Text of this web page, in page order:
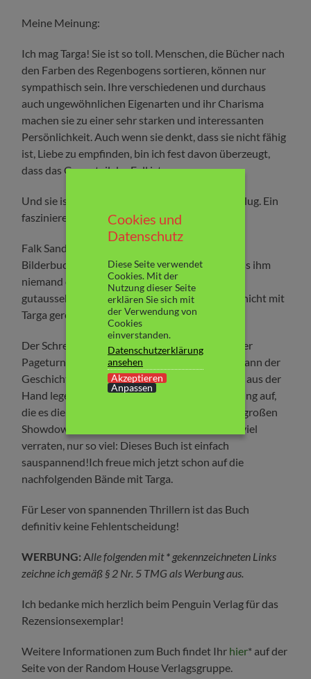
Meine Meinung:
Ich mag Targa! Sie ist so toll. Menschen, die Bücher nach
den Farben des Regenbogens sortieren, können nur
sympathisch sein. Ihre verschiedenen und durchaus
auch ungewöhnlichen Eigenarten und ihr Charisma
machen sie zu einer sehr starken und interessanten
Persönlichkeit. Auch wenn sie denkt, dass sie nicht fähig
ist, Liebe zu empfinden, bin ich fest davon überzeugt,
dass das Gegenteil der Fall ist.
Und sie ist so verdammt klug. Ausgesprochen klug. Ein
faszinierender Charakter!
Falk Sandmann – ein Serienkiller wie aus dem
Bilderbuch. Arrogant und davon überzeugt, dass ihm
niemand das Wasser reichen kann. Natürlich
gutaussehend und äußerst brutal. Doch er hat nicht mit
Targa gerechnet.
Der Schreibstil ist gewohnt fesselnd, ein richtiger
Pageturner. Ich war schon beim Prolog in den Bann der
Geschichte hineingezogen und konnte es kaum aus der
Hand legen. Das Buch baut sehr schnell Spannung auf,
die es die ganze Zeit zu halten vermag. Bis zum großen
Showdown am Schluss. Ich kann Euch nicht zu viel
verraten, nur so viel: Dieses Buch ist einfach
sauspannend!Ich freue mich jetzt schon auf die
nachfolgenden Bände mit Targa.
Für Leser von spannenden Thrillern ist das Buch
definitiv keine Fehlentscheidung!
WERBUNG: Alle folgenden mit* gekennzeichneten Links
zeichne ich gemäß § 2 Nr. 5 TMG als Werbung aus.
Ich bedanke mich herzlich beim Penguin Verlag für das
Rezensionsexemplar!
Weitere Informationen zum Buch findet Ihr hier* auf der
Seite von der Random House Verlagsgruppe.
Cookies und
Datenschutz
Diese Seite verwendet
Cookies. Mit der
Nutzung dieser Seite
erklären Sie sich mit
der Verwendung von
Cookies
einverstanden.
Datenschutzerklärung
ansehen
Akzeptieren
Anpassen